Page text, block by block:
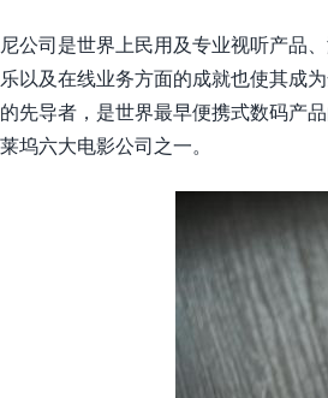
公司是世界上民用及专业视听产品
以及在线业务方面的成就也使其成
先导者，是世界最早便携式数码产
坞六大电影公司之一。